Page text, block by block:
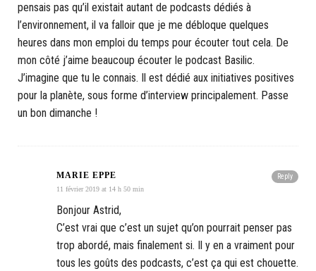
pensais pas qu’il existait autant de podcasts dédiés à
l’environnement, il va falloir que je me débloque quelques
heures dans mon emploi du temps pour écouter tout cela. De
mon côté j’aime beaucoup écouter le podcast Basilic.
J’imagine que tu le connais. Il est dédié aux initiatives positives
pour la planète, sous forme d’interview principalement. Passe
un bon dimanche !
Reply
MARIE EPPE
11 février 2019 at 14 h 50 min
Bonjour Astrid,
C’est vrai que c’est un sujet qu’on pourrait penser pas
trop abordé, mais finalement si. Il y en a vraiment pour
tous les goûts des podcasts, c’est ça qui est chouette.